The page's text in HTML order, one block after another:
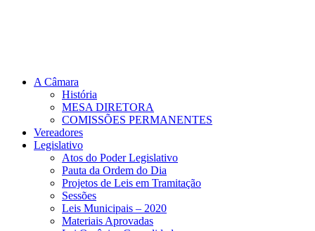
A Câmara
História
MESA DIRETORA
COMISSÕES PERMANENTES
Vereadores
Legislativo
Atos do Poder Legislativo
Pauta da Ordem do Dia
Projetos de Leis em Tramitação
Sessões
Leis Municipais – 2020
Materiais Aprovadas